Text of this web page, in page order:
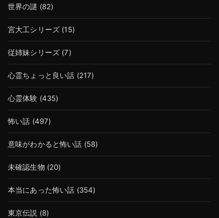
世界の謎 (82)
宮大工シリーズ (15)
従姉妹シリーズ (7)
心霊ちょっと良い話 (217)
心霊体験 (435)
怖い話 (497)
意味がわかると怖い話 (58)
未確認生物 (20)
本当にあった怖い話 (354)
東京伝説 (8)